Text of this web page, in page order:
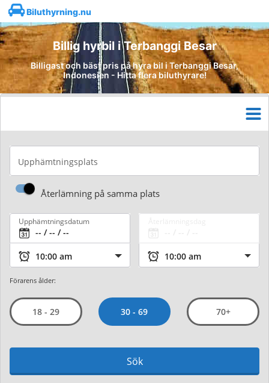
Biluthyrning.nu
Billig hyrbil i Terbanggi Besar
Billigast och bäst pris på hyra bil i Terbanggi Besar,
Indonesien - Hitta flera biluthyrare!
Upphämtningsplats
Återlämning på samma plats
Upphämtningsdatum
Förarens ålder:
18 - 29 30 - 69 70+
Sök